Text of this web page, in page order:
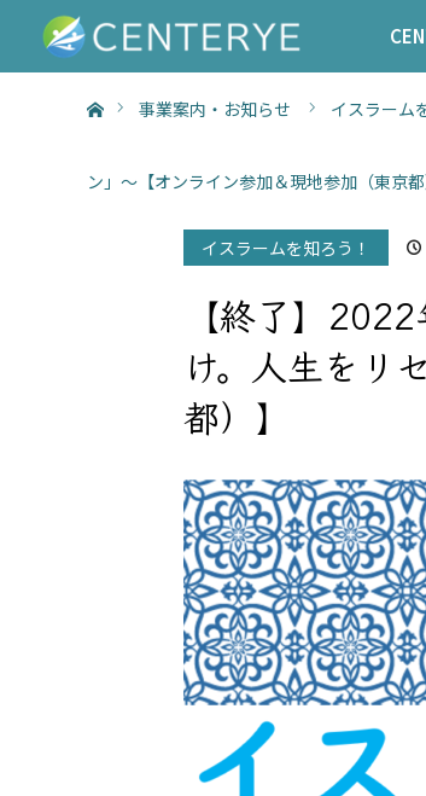
事業案内・お知らせ
イスラーム
ン」～【オンライン参加＆現地参加（東京都
イスラームを知ろう！
【終了】
け。人生をリ
都）】